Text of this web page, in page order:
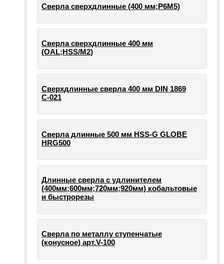
Сверла сверхдлинные (400 мм;Р6М5)
Сверла сверхдлинные 400 мм
(OAL;HSS/M2)
Сверхдлинные сверла 400 мм DIN 1869
С-021
Сверла длинные 500 мм HSS-G GLOBE
HRG500
Длинные сверла с удлинителем
(400мм;600мм;720мм;920мм) кобальтовые
и быстрорезы
Сверла по металлу ступенчатые
(конусное) арт.V-100